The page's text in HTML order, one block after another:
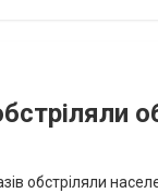
обстріляли